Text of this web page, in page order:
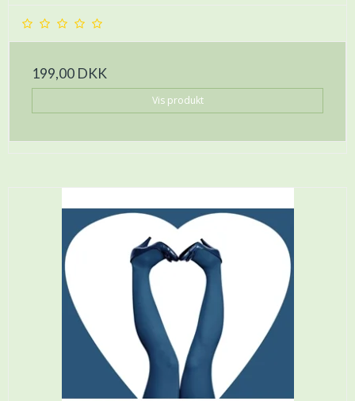
199,00 DKK
Vis produkt